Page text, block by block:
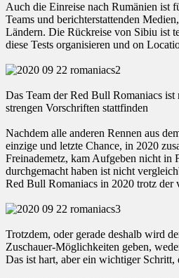
Auch die Einreise nach Rumänien ist
Teams und berichterstattenden
Ländern. Die Rückreise von Sibiu ist
diese Tests organisieren und on
Das Team der Red Bull Romaniacs
strengen Vorschriften stattfinden
Nachdem alle anderen Rennen aus
einzige und letzte Chance, in 2020
Freinademetz, kam Aufgeben nicht in
durchgemacht haben ist nicht
Red Bull Romaniacs in 2020 trotz der
Trotzdem, oder gerade deshalb wird
Zuschauer-Möglichkeiten geben,
Das ist hart, aber ein wichtiger